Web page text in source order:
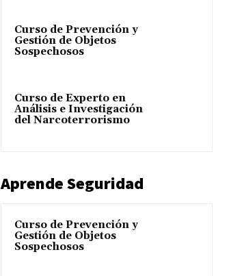
Curso de Prevención y
Gestión de Objetos
Sospechosos
Curso de Experto en
Análisis e Investigación
del Narcoterrorismo
Aprende Seguridad
Curso de Prevención y
Gestión de Objetos
Sospechosos